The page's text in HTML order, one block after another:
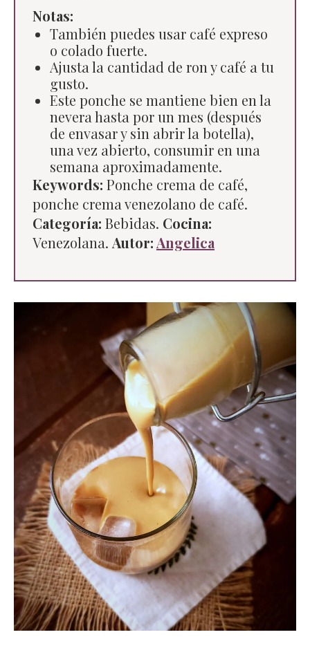
Notas:
También puedes usar café expreso
o colado fuerte.
Ajusta la cantidad de ron y café a tu
gusto.
Este ponche se mantiene bien en la
nevera hasta por un mes (después
de envasar y sin abrir la botella),
una vez abierto, consumir en una
semana aproximadamente.
Keywords: Ponche crema de café,
ponche crema venezolano de café.
Categoría: Bebidas. Cocina:
Venezolana.Autor:Angelica